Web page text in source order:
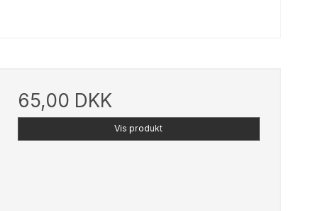
65,00 DKK
Vis produkt